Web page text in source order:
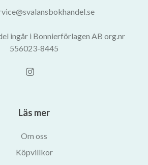
ingår i Bonnierförlagen AB org.nr
556023-8445
Läs mer
Om oss
Köpvillkor